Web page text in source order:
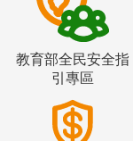
教育部全民安全指
引專區